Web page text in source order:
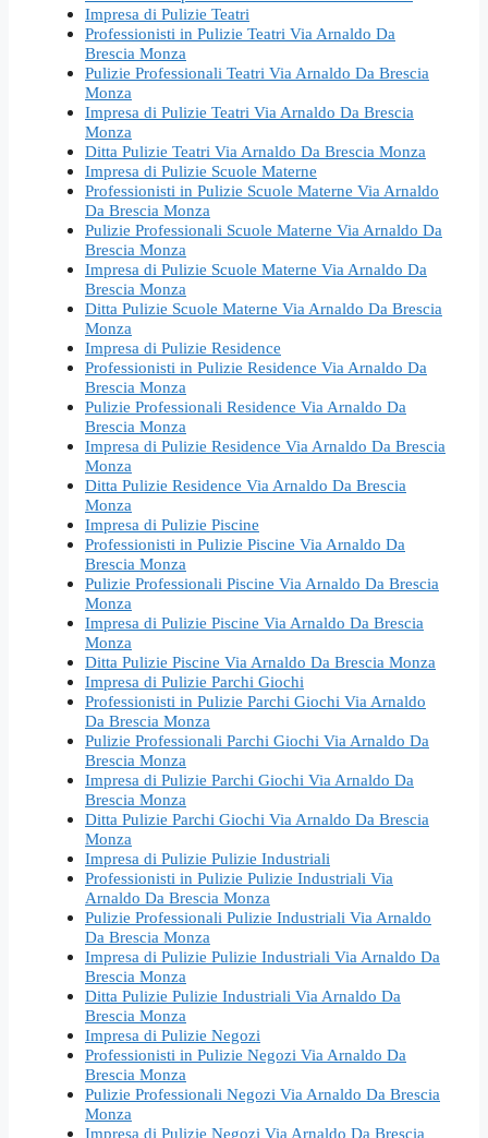
Impresa di Pulizie Teatri
Professionisti in Pulizie Teatri Via Arnaldo Da
Brescia Monza
Pulizie Professionali Teatri Via Arnaldo Da Brescia
Monza
Impresa di Pulizie Teatri Via Arnaldo Da Brescia
Monza
Ditta Pulizie Teatri Via Arnaldo Da Brescia Monza
Impresa di Pulizie Scuole Materne
Professionisti in Pulizie Scuole Materne Via Arnaldo
Da Brescia Monza
Pulizie Professionali Scuole Materne Via Arnaldo Da
Brescia Monza
Impresa di Pulizie Scuole Materne Via Arnaldo Da
Brescia Monza
Ditta Pulizie Scuole Materne Via Arnaldo Da Brescia
Monza
Impresa di Pulizie Residence
Professionisti in Pulizie Residence Via Arnaldo Da
Brescia Monza
Pulizie Professionali Residence Via Arnaldo Da
Brescia Monza
Impresa di Pulizie Residence Via Arnaldo Da Brescia
Monza
Ditta Pulizie Residence Via Arnaldo Da Brescia
Monza
Impresa di Pulizie Piscine
Professionisti in Pulizie Piscine Via Arnaldo Da
Brescia Monza
Pulizie Professionali Piscine Via Arnaldo Da Brescia
Monza
Impresa di Pulizie Piscine Via Arnaldo Da Brescia
Monza
Ditta Pulizie Piscine Via Arnaldo Da Brescia Monza
Impresa di Pulizie Parchi Giochi
Professionisti in Pulizie Parchi Giochi Via Arnaldo
Da Brescia Monza
Pulizie Professionali Parchi Giochi Via Arnaldo Da
Brescia Monza
Impresa di Pulizie Parchi Giochi Via Arnaldo Da
Brescia Monza
Ditta Pulizie Parchi Giochi Via Arnaldo Da Brescia
Monza
Impresa di Pulizie Pulizie Industriali
Professionisti in Pulizie Pulizie Industriali Via
Arnaldo Da Brescia Monza
Pulizie Professionali Pulizie Industriali Via Arnaldo
Da Brescia Monza
Impresa di Pulizie Pulizie Industriali Via Arnaldo Da
Brescia Monza
Ditta Pulizie Pulizie Industriali Via Arnaldo Da
Brescia Monza
Impresa di Pulizie Negozi
Professionisti in Pulizie Negozi Via Arnaldo Da
Brescia Monza
Pulizie Professionali Negozi Via Arnaldo Da Brescia
Monza
Impresa di Pulizie Negozi Via Arnaldo Da Brescia